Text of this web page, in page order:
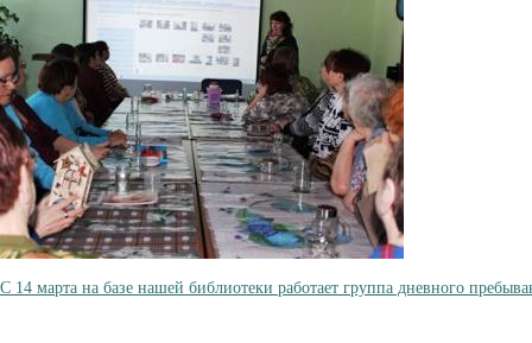
С 14 марта на базе нашей библиотеки работает группа дневного